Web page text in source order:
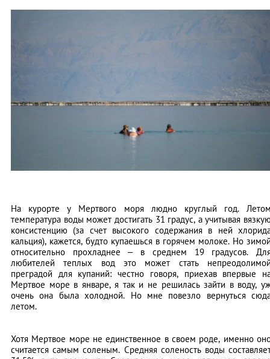
На курорте у Мертвого моря людно круглый год.
температура воды может достигать 31 градус, а учитывая
консистенцию (за счет высокого содержания в ней
кальция), кажется, будто купаешься в горячем молоке. Но
относительно прохладнее – в среднем 19 градусов.
любителей теплых вод это может стать
преградой для купаний: честно говоря, приехав впервые
Мертвое море в январе, я так и не решилась зайти в воду,
очень она была холодной. Но мне повезло вернуться
летом.
Хотя Мертвое море не единственное в своем роде, именно
считается самым соленым. Средняя соленость воды